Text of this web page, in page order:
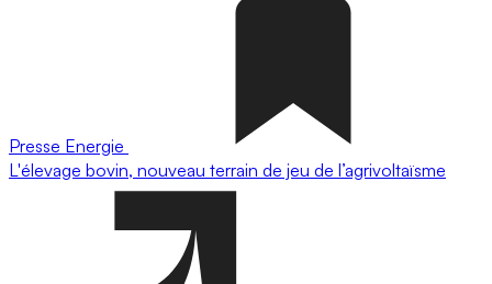
Presse Energie
L'élevage bovin, nouveau terrain de jeu de l’agrivoltaïsme